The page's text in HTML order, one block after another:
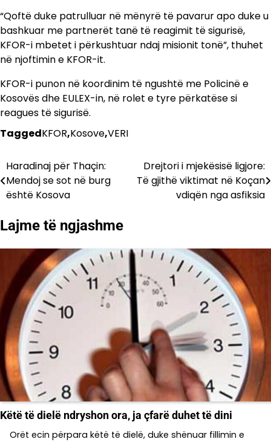
“Qoftë duke patrulluar në mënyrë të pavarur apo duke u
bashkuar me partnerët tanë të reagimit të sigurisë,
KFOR-i mbetet i përkushtuar ndaj misionit tonë”, thuhet
në njoftimin e KFOR-it.
KFOR-i punon në koordinim të ngushtë me Policinë e
Kosovës dhe EULEX-in, në rolet e tyre përkatëse si
reagues të sigurisë.
TaggedKFOR,Kosove,VERI
Lëvizje
te
Haradinaj për Thaçin:
Mendoj se sot në burg
është Kosova
Drejtori i mjekësisë ligjore:
Të gjithë viktimat në Koçan
vdiqën nga asfiksia
Lajme të ngjashme
Këtë të dielë ndryshon ora, ja çfarë duhet të dini
Orët ecin përpara këtë të dielë, duke shënuar fillimin e